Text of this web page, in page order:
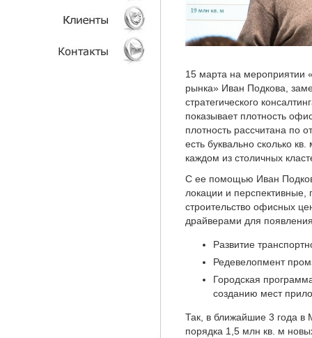
АНАЛИТИКА
КЛИЕНТЫ
15 марта на
рынка» Иван Подкова,
стратегического
показывает плотность
плотность рассчитана
есть буквально сколько
каждом из столичных
С ее помощью Иван
локации и перспективные,
строительство офисных
драйверами для
Развитие
Редевелопмент
Городская
созданию мест
Так, в ближайшие 3 года в
порядка 1,5 млн кв. м